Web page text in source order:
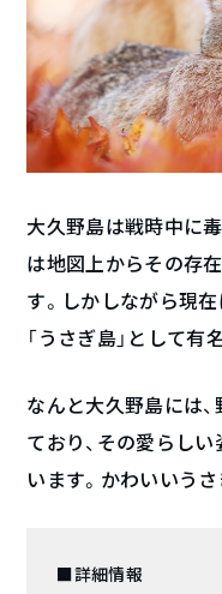
大久野島は戦時中に
は地図上からその存
す。しかしながら現
「うさぎ島」として有名
なんと大久野島には
ており、その愛らし
います。かわいいう
■詳細情報